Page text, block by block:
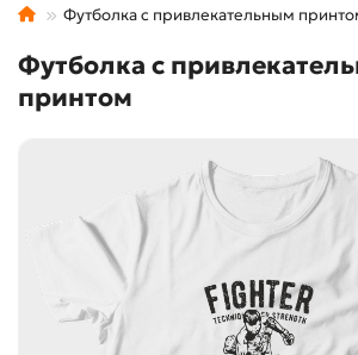
Футболка с привлекательным
Футболка с
принтом